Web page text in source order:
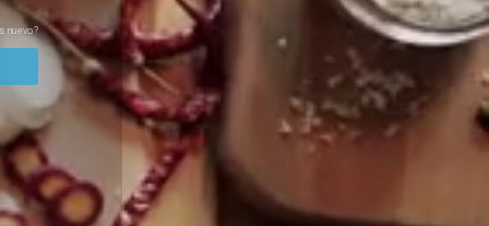
nuevo?